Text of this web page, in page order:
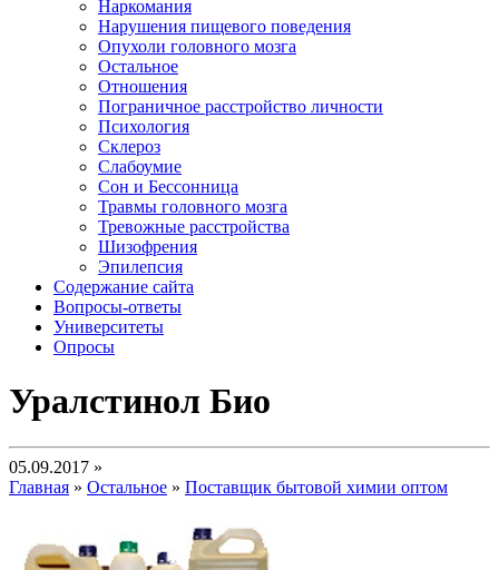
Наркомания
Нарушения пищевого поведения
Опухоли головного мозга
Остальное
Отношения
Пограничное расстройство личности
Психология
Склероз
Слабоумие
Сон и Бессонница
Травмы головного мозга
Тревожные расстройства
Шизофрения
Эпилепсия
Содержание сайта
Вопросы-ответы
Университеты
Опросы
Уралстинол Био
05.09.2017 »
Главная » Остальное » Поставщик бытовой химии оптом